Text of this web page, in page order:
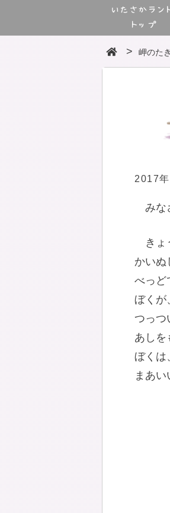
いたさかラン
トップ
岬のた
2017
みな
きょ
かいぬ
べっど
ぼくが
つっつ
あしを
ぼくは
まあい